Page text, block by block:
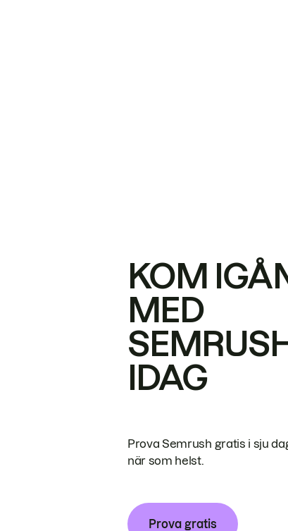
KOM
MED
IDAG
Prova Semrush gratis i sju
när som helst.
Prova gratis